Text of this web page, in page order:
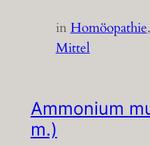
inHomöopathie,
Mittel
Ammonium
m.)